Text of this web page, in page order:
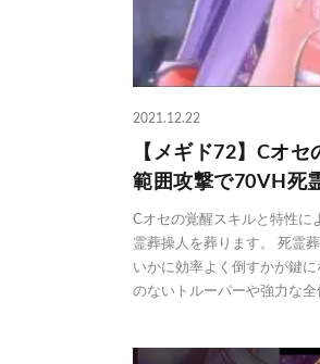
2021.12.22
【メギド72】Cオ
範囲攻撃で70VH死
Cオセの覚醒スキルと特性に
霊葬操人を葬ります。 死霊
いかに効率よく倒すかが鍵
のないトルーパーや強力な全